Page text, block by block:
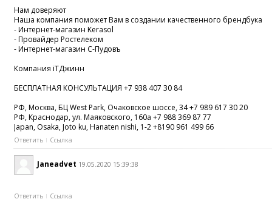
Нам доверяют
Наша компания поможет Вам в создании качественного брендбука
- Интернет-магазин Kerasol
- Провайдер Ростелеком
- Интернет-магазин С-Пудовъ
Компания iTДжинн
БЕСПЛАТНАЯ КОНСУЛЬТАЦИЯ +7 938 407 30 84
РФ, Москва, БЦ West Park, Очаковское шоссе, 34 +7 989 617 30 20
РФ, Краснодар, ул. Маяковского, 160а +7 988 369 87 77
Japan, Osaka, Joto ku, Hanaten nishi, 1-2 +8190 961 499 66
Ответить Ссылка
Janeadvet 19.05.2020 15:39:38
Ответить Ссылка